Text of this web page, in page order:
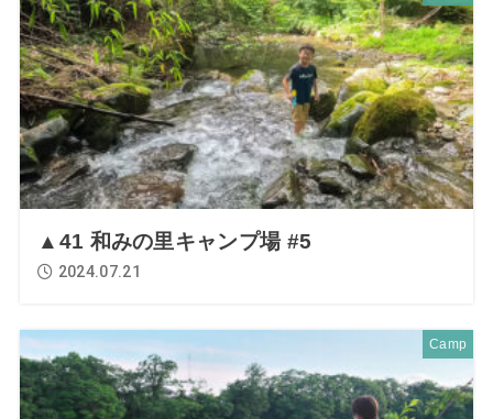
▲41 和みの里キャンプ場 #5
2024.07.21
Camp